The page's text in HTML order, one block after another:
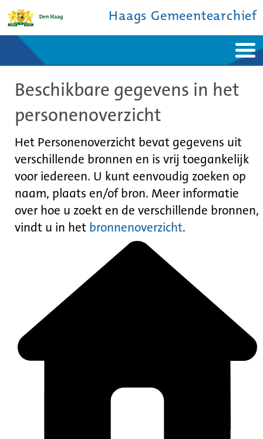
Haags Gemeentearchief
Ontdek de stad
De studiezaal
Bronnen en collecties
Contact
Beschikbare gegevens in het
personenoverzicht
Het Personenoverzicht bevat gegevens uit
verschillende bronnen en is vrij toegankelijk
voor iedereen. U kunt eenvoudig zoeken op
naam, plaats en/of bron. Meer informatie
over hoe u zoekt en de verschillende bronnen,
vindt u in het bronnenoverzicht.